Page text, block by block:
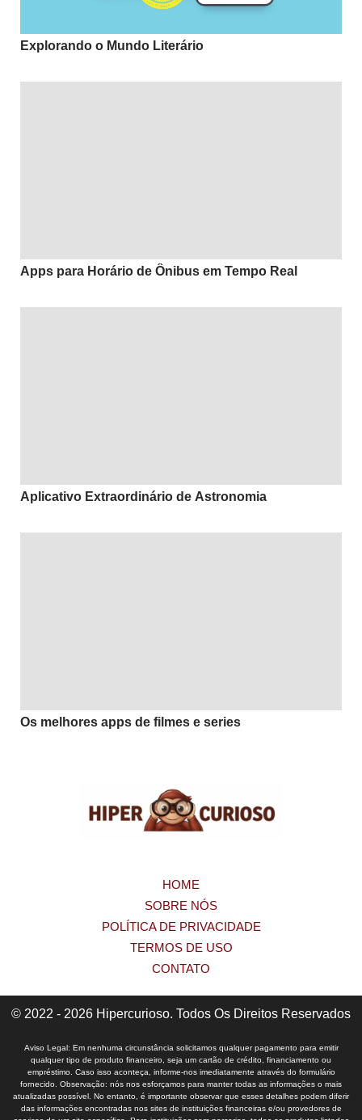
Explorando o Mundo Literário
Apps para Horário de Ônibus em Tempo Real
Aplicativo Extraordinário de Astronomia
Os melhores apps de filmes e series
HOME
SOBRE NÓS
POLÍTICA DE PRIVACIDADE
TERMOS DE USO
CONTATO
© 2022 - 2026 Hipercurioso. Todos Os Direitos Reservados
Aviso Legal: Em nenhuma circunstância solicitamos qualquer pagamento para emitir
qualquer tipo de produto financeiro, seja um cartão de crédito, financiamento ou
empréstimo. Caso isso aconteça, informe-nos imediatamente através do formulário
fornecido. Observação: nós nos esforçamos para manter todas as informações o mais
atualizadas possível. No entanto, é importante observar que esses detalhes podem diferir
das informações encontradas nos sites de instituições financeiras e/ou provedores de